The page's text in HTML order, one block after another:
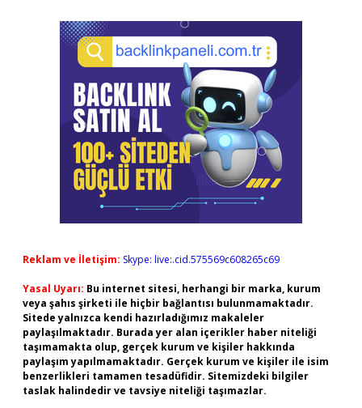
Reklam ve İletişim: Skype: live:.cid.575569c608265c69
Yasal Uyarı: Bu internet sitesi, herhangi bir marka, kurum
veya şahıs şirketi ile hiçbir bağlantısı bulunmamaktadır.
Sitede yalnızca kendi hazırladığımız makaleler
paylaşılmaktadır. Burada yer alan içerikler haber niteliği
taşımamakta olup, gerçek kurum ve kişiler hakkında
paylaşım yapılmamaktadır. Gerçek kurum ve kişiler ile isim
benzerlikleri tamamen tesadüfidir. Sitemizdeki bilgiler
taslak halindedir ve tavsiye niteliği taşımazlar.